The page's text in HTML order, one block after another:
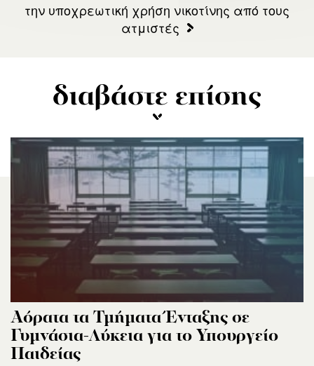
την υποχρεωτική χρήση νικοτίνης από τους
ατμιστές
διαβάστε επίσης
Αόρατα τα Τμήματα Ένταξης σε
Γυμνάσια-Λύκεια για το Υπουργείο
Παιδείας